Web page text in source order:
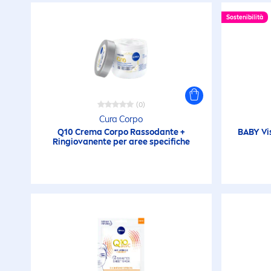
Anti-rughe
Antitraspirante
Applicazione facile
dell'Abbronzatura
Barba Morbida
(0)
Cura Corpo
Q10 Crema Corpo Rassodante +
Ringiovanente per aree specifiche
Sostenibilità
BABY